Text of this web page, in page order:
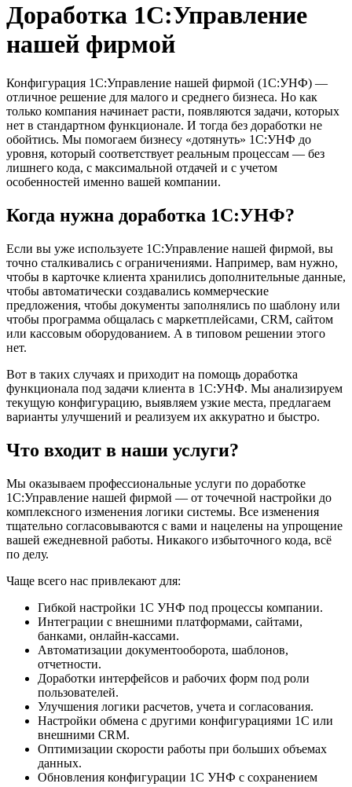
Доработка 1С:Управление
нашей фирмой
Конфигурация 1С:Управление нашей фирмой (1С:УНФ) —
отличное решение для малого и среднего бизнеса. Но как
только компания начинает расти, появляются задачи, которых
нет в стандартном функционале. И тогда без доработки не
обойтись. Мы помогаем бизнесу «дотянуть» 1С:УНФ до
уровня, который соответствует реальным процессам — без
лишнего кода, с максимальной отдачей и с учетом
особенностей именно вашей компании.
Когда нужна доработка 1С:УНФ?
Если вы уже используете 1С:Управление нашей фирмой, вы
точно сталкивались с ограничениями. Например, вам нужно,
чтобы в карточке клиента хранились дополнительные данные,
чтобы автоматически создавались коммерческие
предложения, чтобы документы заполнялись по шаблону или
чтобы программа общалась с маркетплейсами, CRM, сайтом
или кассовым оборудованием. А в типовом решении этого
нет.
Вот в таких случаях и приходит на помощь доработка
функционала под задачи клиента в 1С:УНФ. Мы анализируем
текущую конфигурацию, выявляем узкие места, предлагаем
варианты улучшений и реализуем их аккуратно и быстро.
Что входит в наши услуги?
Мы оказываем профессиональные услуги по доработке
1С:Управление нашей фирмой — от точечной настройки до
комплексного изменения логики системы. Все изменения
тщательно согласовываются с вами и нацелены на упрощение
вашей ежедневной работы. Никакого избыточного кода, всё
по делу.
Чаще всего нас привлекают для:
Гибкой настройки 1С УНФ под процессы компании.
Интеграции с внешними платформами, сайтами,
банками, онлайн-кассами.
Автоматизации документооборота, шаблонов,
отчетности.
Доработки интерфейсов и рабочих форм под роли
пользователей.
Улучшения логики расчетов, учета и согласования.
Настройки обмена с другими конфигурациями 1С или
внешними CRM.
Оптимизации скорости работы при больших объемах
данных.
Обновления конфигурации 1С УНФ с сохранением